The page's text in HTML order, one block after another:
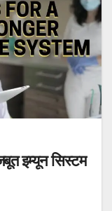
इम्यून सिस्टम